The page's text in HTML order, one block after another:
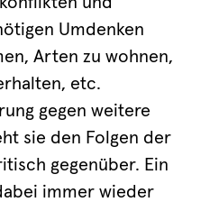
Umdenken
Arten zu wohnen,
etc.
gegen weitere
sie den Folgen der
gegenüber. Ein
immer wieder